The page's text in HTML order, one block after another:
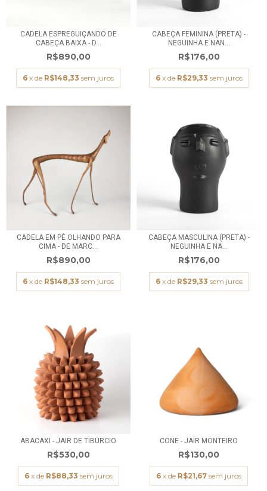
CADELA ESPREGUIÇANDO DE
CABEÇA BAIXA - D...
R$890,00
6 x de R$148,33 sem juros
CABEÇA FEMININA (PRETA) -
NEGUINHA E NAN...
R$176,00
6 x de R$29,33 sem juros
CADELA EM PÉ OLHANDO PARA
CIMA - DE MARC...
R$890,00
6 x de R$148,33 sem juros
CABEÇA MASCULINA (PRETA) -
NEGUINHA E NA...
R$176,00
6 x de R$29,33 sem juros
ABACAXI - JAIR DE TIBÚRCIO
R$530,00
6 x de R$88,33 sem juros
CONE - JAIR MONTEIRO
R$130,00
6 x de R$21,67 sem juros